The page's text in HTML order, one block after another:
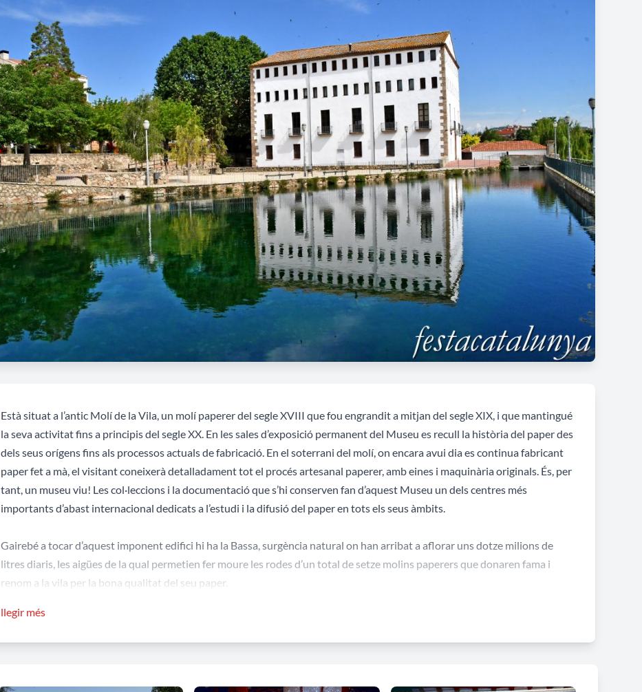
Està situat a l’antic Molí de la Vila, un molí paperer del segle XVIII que fou engrandit a mitjan del segle XIX, i que mantingué
la seva activitat fins a principis del segle XX. En les sales d’exposició permanent del Museu es recull la història del paper des
dels seus orígens fins als processos actuals de fabricació. En el soterrani del molí, on encara avui dia es continua fabricant
paper fet a mà, el visitant coneixerà detalladament tot el procés artesanal paperer, amb eines i maquinària originals. És, per
tant, un museu viu! Les col·leccions i la documentació que s’hi conserven fan d’aquest Museu un dels centres més
importants d’abast internacional dedicats a l’estudi i la difusió del paper en tots els seus àmbits.
Gairebé a tocar d’aquest imponent edifici hi ha la Bassa, surgència natural on han arribat a aflorar uns dotze milions de
litres diaris, les aigües de la qual permetien fer moure les rodes d’un total de setze molins paperers que donaren fama i
renom a la vila per la bona qualitat del seu paper.
llegir més